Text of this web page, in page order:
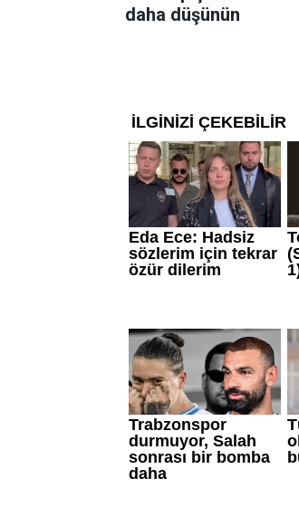
daha düşünün